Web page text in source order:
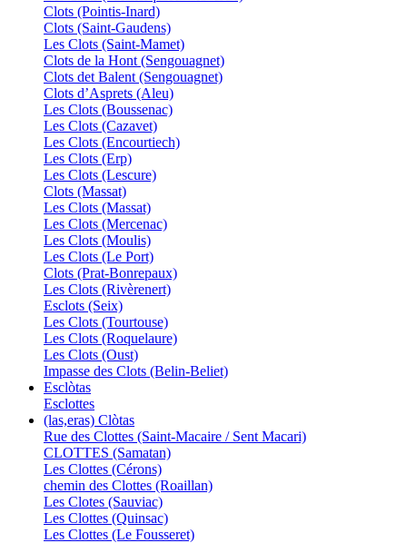
Clots (Pointis-Inard)
Clots (Saint-Gaudens)
Les Clots (Saint-Mamet)
Clots de la Hont (Sengouagnet)
Clots det Balent (Sengouagnet)
Clots d’Asprets (Aleu)
Les Clots (Boussenac)
Les Clots (Cazavet)
Les Clots (Encourtiech)
Les Clots (Erp)
Les Clots (Lescure)
Clots (Massat)
Les Clots (Massat)
Les Clots (Mercenac)
Les Clots (Moulis)
Les Clots (Le Port)
Clots (Prat-Bonrepaux)
Les Clots (Rivèrenert)
Esclots (Seix)
Les Clots (Tourtouse)
Les Clots (Roquelaure)
Les Clots (Oust)
Impasse des Clots (Belin-Beliet)
Esclòtas
Esclottes
(las,eras) Clòtas
Rue des Clottes (Saint-Macaire / Sent Macari)
CLOTTES (Samatan)
Les Clottes (Cérons)
chemin des Clottes (Roaillan)
Les Clotes (Sauviac)
Les Clottes (Quinsac)
Les Clottes (Le Fousseret)